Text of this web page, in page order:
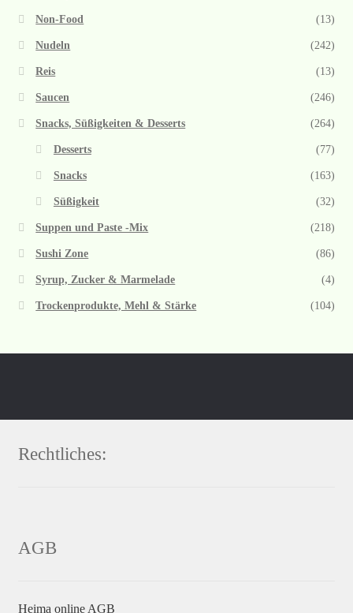
Non-Food (13)
Nudeln (242)
Reis (13)
Saucen (246)
Snacks, Süßigkeiten & Desserts (264)
Desserts (77)
Snacks (163)
Süßigkeit (32)
Suppen und Paste -Mix (218)
Sushi Zone (86)
Syrup, Zucker & Marmelade (4)
Trockenprodukte, Mehl & Stärke (104)
Rechtliches:
AGB
Heima online AGB